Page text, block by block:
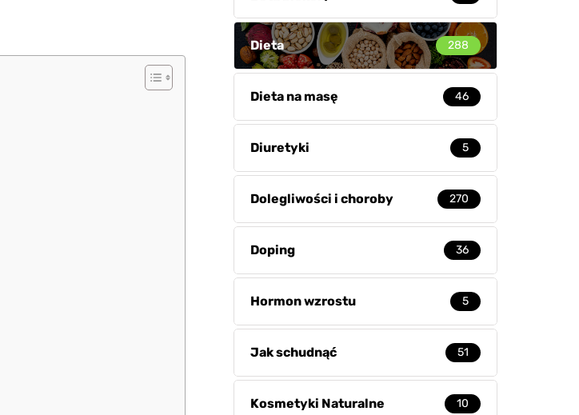
Dieta 288
Dieta na masę 46
Diuretyki 5
Dolegliwości i choroby 270
Doping 36
Hormon wzrostu 5
Jak schudnąć 51
Kosmetyki Naturalne 10